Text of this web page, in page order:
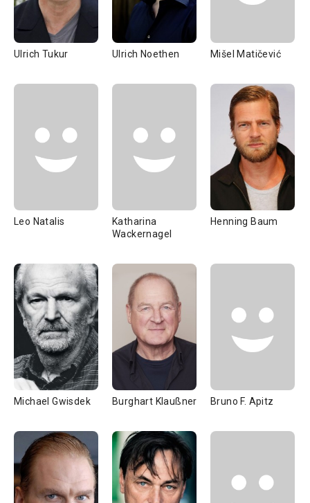
Ulrich Tukur Ulrich Noethen Mišel Matičević
Leo Natalis
Katharina
Wackernagel
Henning Baum
Michael Gwisdek Burghart Klaußner Bruno F. Apitz